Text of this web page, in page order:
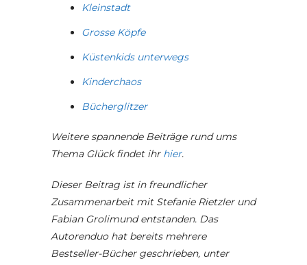
Kleinstadt
Grosse Köpfe
Küstenkids unterwegs
Kinderchaos
Bücherglitzer
Weitere spannende Beiträge rund ums
Thema Glück findet ihr hier.
Dieser Beitrag ist in freundlicher
Zusammenarbeit mit Stefanie Rietzler und
Fabian Grolimund entstanden. Das
Autorenduo hat bereits mehrere
Bestseller-Bücher geschrieben, unter